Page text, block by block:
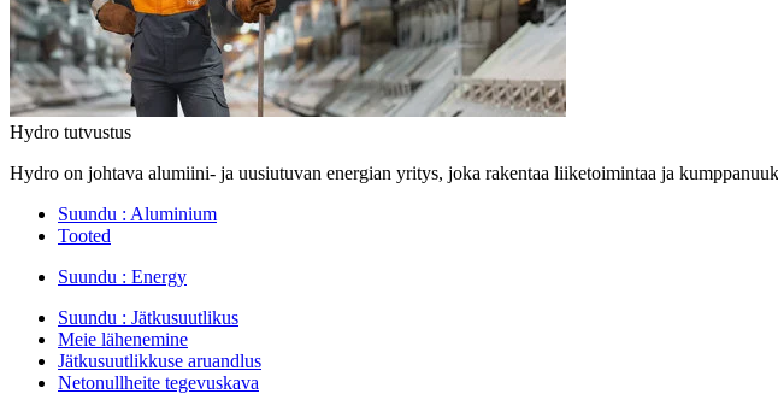
Hydro tutvustus
Hydro on johtava alumiini- ja uusiutuvan energian yritys, joka rakentaa liiketoimintaa ja
Suundu : Aluminium
Tooted
Suundu : Energy
Suundu : Jätkusuutlikus
Meie lähenemine
Jätkusuutlikkuse aruandlus
Netonullheite tegevuskava